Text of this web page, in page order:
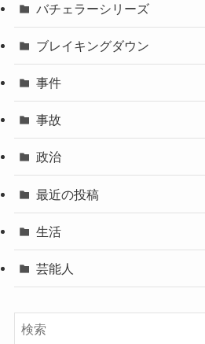
バチェラーシリーズ
ブレイキングダウン
事件
事故
政治
最近の投稿
生活
芸能人